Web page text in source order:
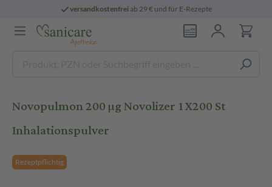
versandkostenfreiab 29 € und für E-Rezepte
Novopulmon 200 µg Novolizer 1X200 St
Inhalationspulver
Rezeptpflichtig